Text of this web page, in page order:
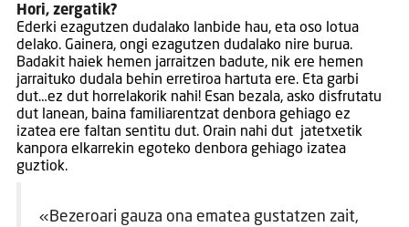
Hori, zergatik?
Ederki ezagutzen dudalako lanbide hau, eta oso lotua
delako. Gainera, ongi ezagutzen dudalako nire burua.
Badakit haiek hemen jarraitzen badute, nik ere hemen
jarraituko dudala behin erretiroa hartuta ere. Eta garbi
dut…ez dut horrelakorik nahi! Esan bezala, asko disfrutatu
dut lanean, baina familiarentzat denbora gehiago ez
izatea ere faltan sentitu dut. Orain nahi dut jatetxetik
kanpora elkarrekin egoteko denbora gehiago izatea
guztiok.
«Bezeroari gauza ona ematea gustatzen zait,